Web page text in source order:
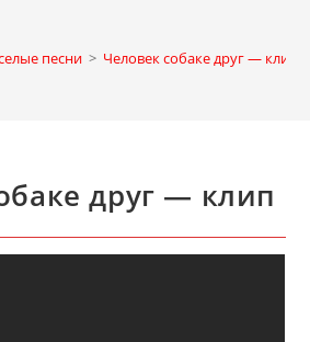
песни > Человек собаке друг — клип
друг — клип